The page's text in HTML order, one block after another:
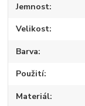
Jemnost
Velikost
Barva
Použití
Materiál